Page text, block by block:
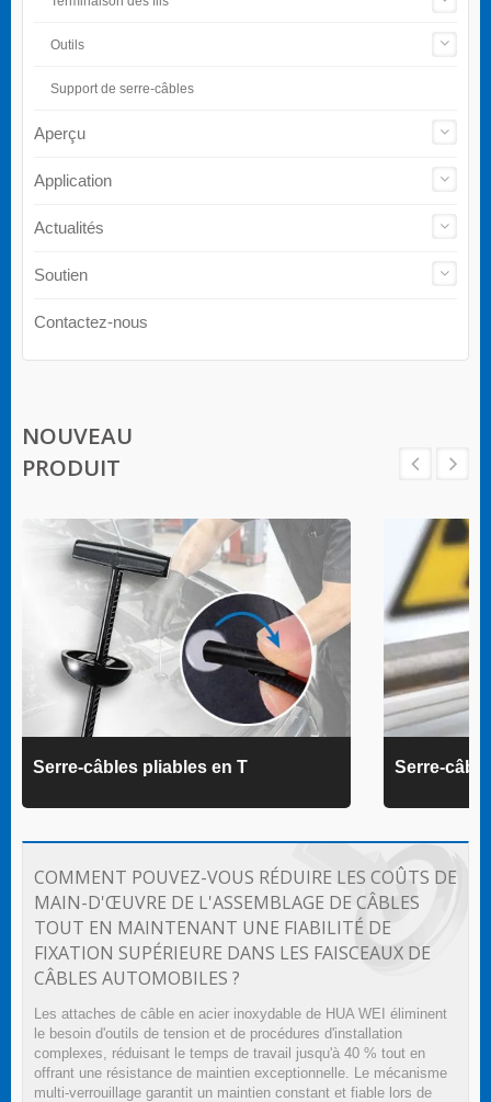
Outils
Support de serre-câbles
Aperçu
Application
Actualités
Soutien
Contactez-nous
NOUVEAU
PRODUIT
Serre-câbles pliables en T Serre-
COMMENT POUVEZ-VOUS RÉDUIRE LES COÛTS DE
MAIN-D'ŒUVRE DE L'ASSEMBLAGE DE CÂBLES
TOUT EN MAINTENANT UNE FIABILITÉ DE
FIXATION SUPÉRIEURE DANS LES FAISCEAUX DE
CÂBLES AUTOMOBILES ?
Les attaches de câble en acier inoxydable de HUA WEI éliminent
le besoin d'outils de tension et de procédures d'installation
complexes, réduisant le temps de travail jusqu'à 40 % tout en
offrant une résistance de maintien exceptionnelle. Le mécanisme
multi-verrouillage garantit un maintien constant et fiable lors de